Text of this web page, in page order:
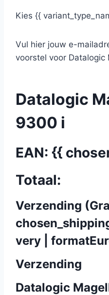
Kies {{
Vul hier jouw e-
voorstel voor Datalogic
Datalogic
9300 i
EAN: {{
Totaal:
Verzending
very |
Verzending
Datalogic